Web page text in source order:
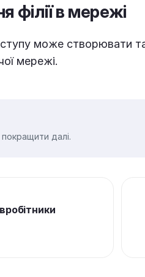
філії в мережі
може створювати та
мережі.
далі.